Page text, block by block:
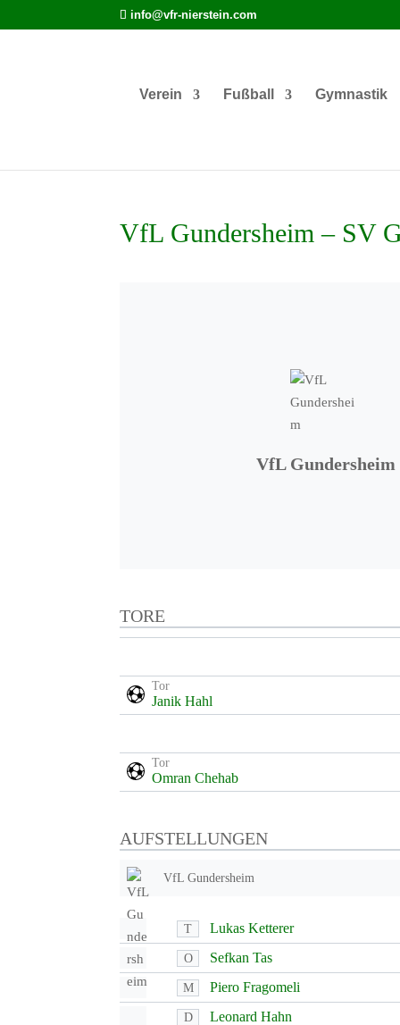
info@vfr-nierstein.com
Verein Fußball Gymnastik
VfL Gundersheim – SV
VfL Gundersheim
TORE
Tor
Janik Hahl
Tor
Omran Chehab
AUFSTELLUNGEN
VfL Gundersheim
T Lukas Ketterer
O Sefkan Tas
M Piero Fragomeli
D Leonard Hahn